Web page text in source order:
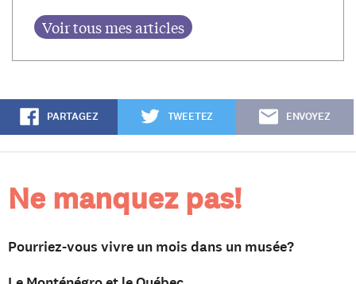
PARTAGEZ TWEETEZ ENVOYEZ
Ne manquez pas!
Pourriez-vous vivre un mois dans un musée?